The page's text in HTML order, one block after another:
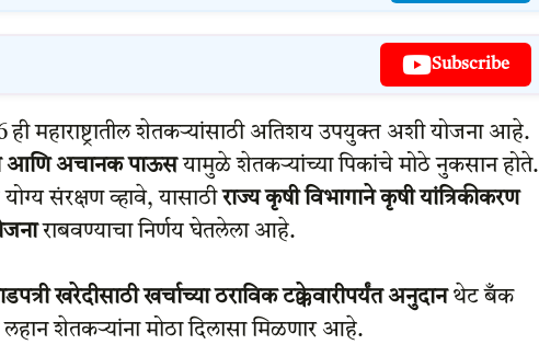
Subscribe
महाराष्ट्रातील शेतकऱ्यांसाठी अतिशय उपयुक्त अशी योजना आहे.
आणि अचानक पाऊसयामुळे शेतकऱ्यांच्या पिकांचे मोठे नुकसान होते.
संरक्षण व्हावे, यासाठीराज्य कृषी विभागाने कृषी यांत्रिकीकरण
राबवण्याचा निर्णय घेतलेला आहे.
खरेदीसाठी खर्चाच्या ठराविक टक्केवारीपर्यंत अनुदानथेट बँक
शेतकऱ्यांना मोठा दिलासा मिळणार आहे.